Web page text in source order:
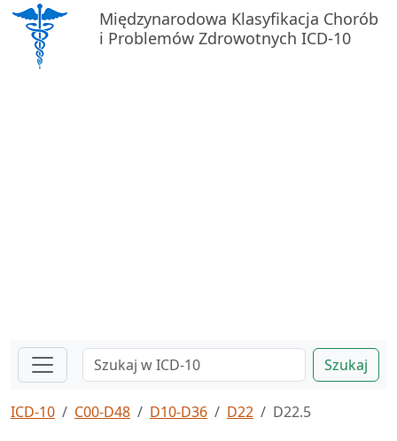
Międzynarodowa Klasyfikacja Chorób
i Problemów Zdrowotnych ICD-10
Szukaj
ICD-10 C00-D48 D10-D36 D22 D22.5